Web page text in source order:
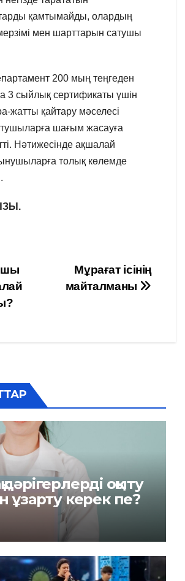
қамтымайды, олардың
мен шарттарын сатушы
200 мың теңгеден
3 сыйлық сертификаты үшін
жатты қайтару мәселесі
шағым жасауға
Нәтижесінде ақшалай
толық көлемде
Мұрағат ісінің
майталманы
оқыту
ұзарту керек пе?